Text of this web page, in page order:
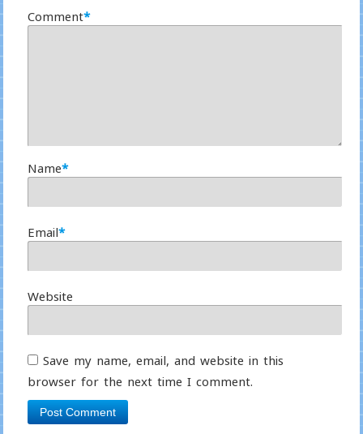
Comment*
Name*
Email*
Website
Save my name, email, and website in this
browser for the next time I comment.